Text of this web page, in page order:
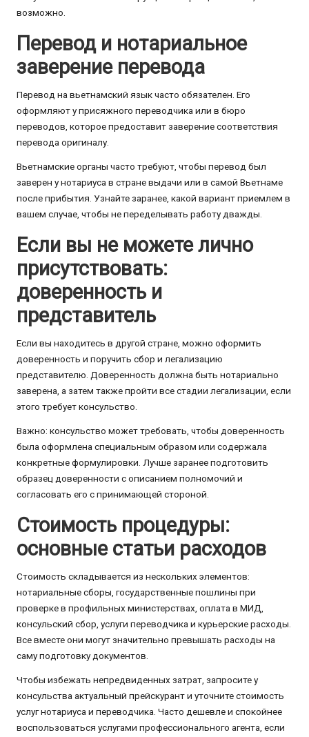
возможно.
Перевод и нотариальное
заверение перевода
Перевод на вьетнамский язык часто обязателен. Его
оформляют у присяжного переводчика или в бюро
переводов, которое предоставит заверение соответствия
перевода оригиналу.
Вьетнамские органы часто требуют, чтобы перевод был
заверен у нотариуса в стране выдачи или в самой Вьетнаме
после прибытия. Узнайте заранее, какой вариант приемлем в
вашем случае, чтобы не переделывать работу дважды.
Если вы не можете лично
присутствовать:
доверенность и
представитель
Если вы находитесь в другой стране, можно оформить
доверенность и поручить сбор и легализацию
представителю. Доверенность должна быть нотариально
заверена, а затем также пройти все стадии легализации, если
этого требует консульство.
Важно: консульство может требовать, чтобы доверенность
была оформлена специальным образом или содержала
конкретные формулировки. Лучше заранее подготовить
образец доверенности с описанием полномочий и
согласовать его с принимающей стороной.
Стоимость процедуры:
основные статьи расходов
Стоимость складывается из нескольких элементов:
нотариальные сборы, государственные пошлины при
проверке в профильных министерствах, оплата в МИД,
консульский сбор, услуги переводчика и курьерские расходы.
Все вместе они могут значительно превышать расходы на
саму подготовку документов.
Чтобы избежать непредвиденных затрат, запросите у
консульства актуальный прейскурант и уточните стоимость
услуг нотариуса и переводчика. Часто дешевле и спокойнее
воспользоваться услугами профессионального агента, если